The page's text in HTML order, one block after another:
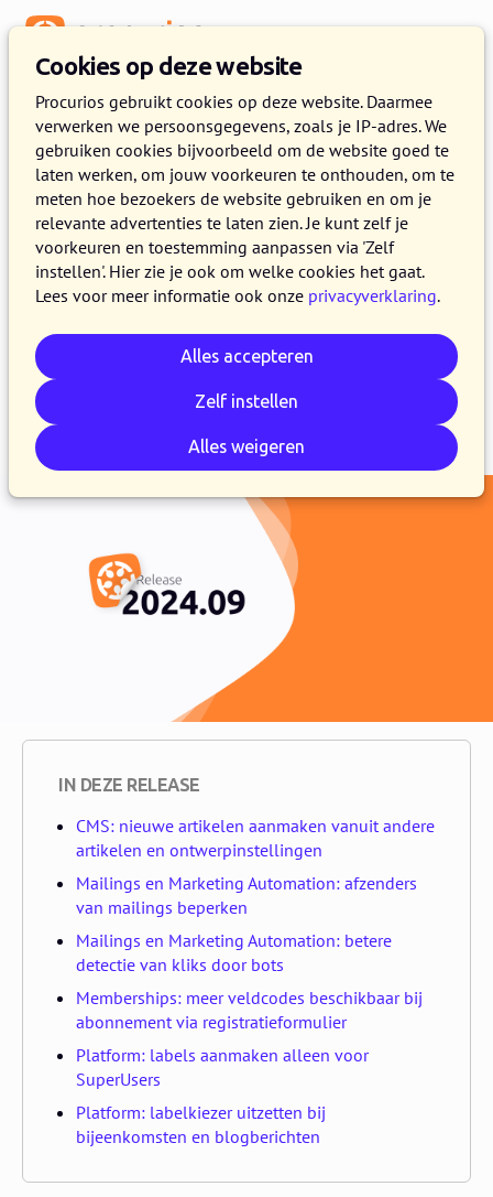
Cookies op deze website
Procurios gebruikt cookies op deze website. Daarmee
verwerken we persoonsgegevens, zoals je IP-adres. We
gebruiken cookies bijvoorbeeld om de website goed te
laten werken, om jouw voorkeuren te onthouden, om te
meten hoe bezoekers de website gebruiken en om je
relevante advertenties te laten zien. Je kunt zelf je
voorkeuren en toestemming aanpassen via 'Zelf
instellen'. Hier zie je ook om welke cookies het gaat.
Lees voor meer informatie ook onze privacyverklaring.
Alles accepteren
Zelf instellen
Alles weigeren
Release 2024.09
20 AUGUSTUS 2024 3 MINUTEN LEZEN
Vanaf 20 augustus 2024 maken alle klanten
van het Procurios Platform gebruik van release
2024.09. In dit blog lees je wat er nieuw is en
wat er is verbeterd. Kijk voor meer informatie
over de verschillende versies van het platform
op derelease pagina.
E-mail
IN DEZE RELEASE
CMS: nieuwe artikelen aanmaken vanuit andere
artikelen en ontwerpinstellingen
Mailings en Marketing Automation: afzenders
van mailings beperken
Mailings en Marketing Automation: betere
detectie van kliks door bots
Memberships: meer veldcodes beschikbaar bij
abonnement via registratieformulier
Platform: labels aanmaken alleen voor
SuperUsers
Platform: labelkiezer uitzetten bij
bijeenkomsten en blogberichten